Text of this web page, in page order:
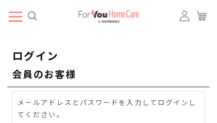
ログイン
会員のお客様
メールアドレスとパスワードを入力してログインし
てください。